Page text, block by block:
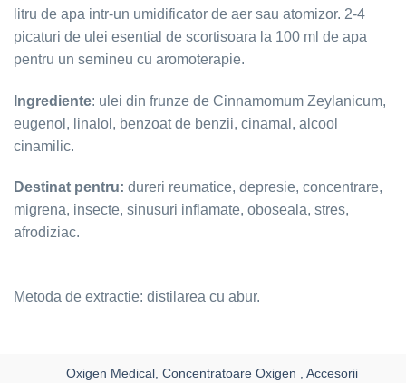
litru de apa intr-un umidificator de aer sau atomizor. 2-4
picaturi de ulei esential de scortisoara la 100 ml de apa
pentru un semineu cu aromoterapie.
Ingrediente: ulei din frunze de Cinnamomum Zeylanicum,
eugenol, linalol, benzoat de benzii, cinamal, alcool
cinamilic.
Destinat pentru: dureri reumatice, depresie, concentrare,
migrena, insecte, sinusuri inflamate, oboseala, stres,
afrodiziac.
Metoda de extractie: distilarea cu abur.
Oxigen Medical, Concentratoare Oxigen , Accesorii